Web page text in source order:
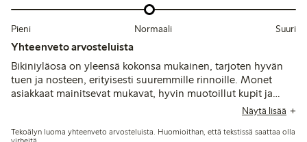
Pieni Normaali Suuri
Yhteenveto arvosteluista
Bikiniyläosa on yleensä kokonsa mukainen, tarjoten hyvän
tuen ja nosteen, erityisesti suuremmille rinnoille. Monet
asiakkaat mainitsevat mukavat, hyvin muotoillut kupit ja
kokee takaklipsin hankalaksi tai ärsyttäväksi.
Näytä lisää
Tekoälyn luoma yhteenveto arvosteluista. Huomioithan, että tekstissä saattaa olla